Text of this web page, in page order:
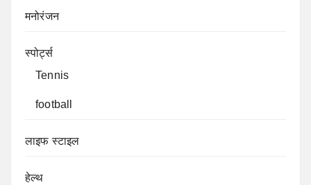
मनोरंजन
स्पोर्ट्स
Tennis
football
लाइफ स्टाइल
हेल्थ